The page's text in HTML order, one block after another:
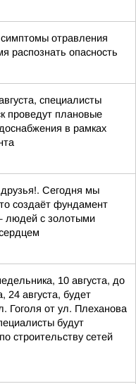
отравления
распознать опасность
специалисты
проведут плановые
в рамках
Сегодня мы
создаёт фундамент
людей с золотыми
10 августа, до
24 августа, будет
Гоголя от ул. Плеханова
будут
строительству сетей